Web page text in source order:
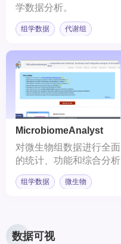
学数据分析。
组学数据 代谢组
MicrobiomeAnalyst
对微生物组数据进行全面
的统计、功能和综合分析
的在线网站
组学数据 微生物
数据可视